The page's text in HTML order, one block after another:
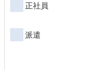
正社員
派遣